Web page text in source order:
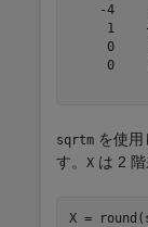
-4
1
0
0
sqrtm を使用
す。 X は 2
X =